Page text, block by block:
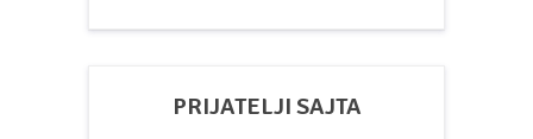
PRIJATELJI SAJTA